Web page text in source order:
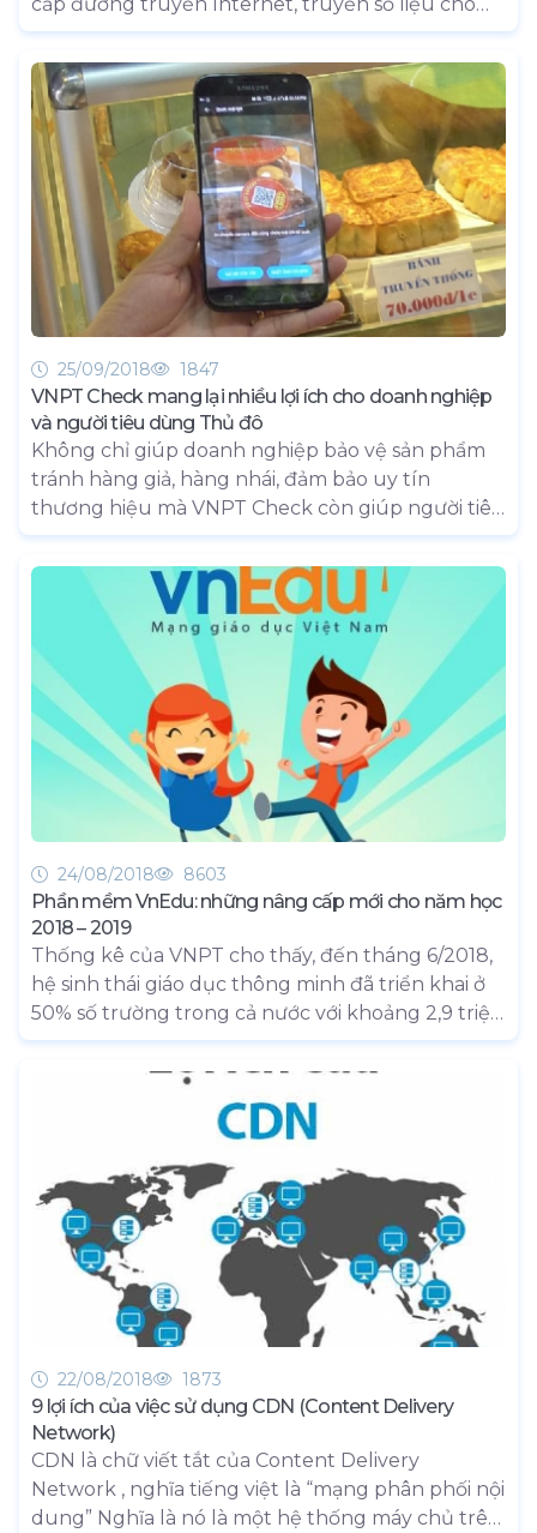
các Tập đoàn, Tổng công ty, cơ quan Bộ ban
ngành hay tổ chức có nhu cầu sử dụng Internet
tốc độ cao, ổn định, các kênh truyền số liệu bảo
mật. Khác với dịch vụ ADSL thông thường, thế
mạnh của dịch vụ Leased Line Internet trực tiếp
là tính ổn định và bảo mật cho phép khách hàng
triển khai được các ứng dụng riêng trên nền IP
tĩnh như Mail Server, Web hosting, VPN, VoIP,
Video Conference…
25/09/2018 1847
VNPT Check mang lại nhiều lợi ích cho doanh nghiệp
và người tiêu dùng Thủ đô
Không chỉ giúp doanh nghiệp bảo vệ sản phẩm
tránh hàng giả, hàng nhái, đảm bảo uy tín
thương hiệu mà VNPT Check còn giúp người tiêu
dùng kiểm tra chính xác nguồn gốc xuất xứ của
hàng hóa bằng smartphone của họ.
24/08/2018 8603
Phần mềm VnEdu: những nâng cấp mới cho năm học
2018 – 2019
Thống kê của VNPT cho thấy, đến tháng 6/2018,
hệ sinh thái giáo dục thông minh đã triển khai ở
50% số trường trong cả nước với khoảng 2,9 triệu
sổ liên lạc điện tử. Các trường đều đánh giá đây là
dịch vụ không chỉ đầy đủ về chức năng mà còn
22/08/2018 1873
9 lợi ích của việc sử dụng CDN (Content Delivery
Network)
CDN là chữ viết tắt của Content Delivery
Network , nghĩa tiếng việt là “mạng phân phối nội
dung” Nghĩa là nó là một hệ thống máy chủ trên